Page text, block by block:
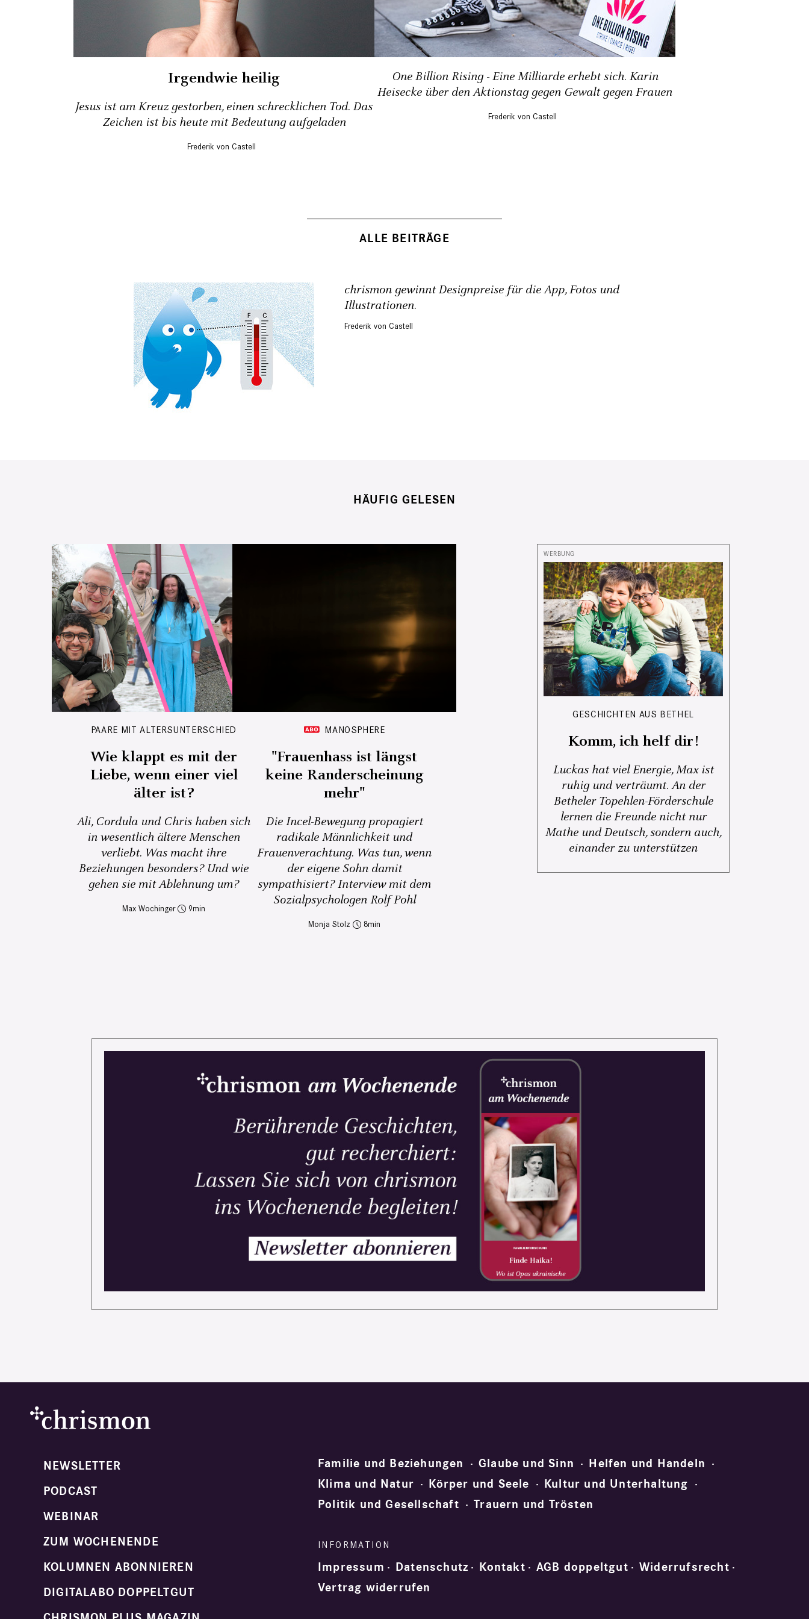
Irgendwie heilig
Jesus ist am Kreuz gestorben, einen schrecklichen Tod. Das
Zeichen ist bis heute mit Bedeutung ­aufgeladen
Frederik von Castell
One Billion Rising - Eine Milliarde erhebt sich. Karin
Heisecke über den Aktionstag gegen Gewalt gegen Frauen
Frederik von Castell
ALLE BEITRÄGE
chrismon gewinnt Designpreise für die App, Fotos und
Illustrationen.
Frederik von Castell
HÄUFIG GELESEN
PAARE MIT ALTERSUNTERSCHIED
Wie klappt es mit der
Liebe, wenn einer viel
älter ist?
Ali, Cordula und Chris haben sich
in wesentlich ältere Menschen
verliebt. Was macht ihre
Beziehungen besonders? Und wie
gehen sie mit Ablehnung um?
Max Wochinger 9
MANOSPHERE
"Frauenhass ist längst
keine Randerscheinung
mehr"
Die Incel-Bewegung propagiert
radikale Männlichkeit und
Frauenverachtung. Was tun, wenn
der eigene Sohn damit
sympathisiert? Interview mit dem
Sozialpsychologen Rolf Pohl
Monja Stolz 8
GESCHICHTEN AUS BETHEL
Komm, ich helf dir!
Luckas hat viel Energie, Max ist
ruhig und verträumt. An der
Betheler Topehlen-Förderschule
lernen die Freunde nicht nur
Mathe und Deutsch, sondern auch,
einander zu unterstützen
NEWSLETTER
PODCAST
WEBINAR
ZUM WOCHENENDE
KOLUMNEN ABONNIEREN
DIGITALABO DOPPELTGUT
Familie und Beziehungen Glaube und Sinn
Helfen und Handeln
Klima und Natur
Körper und Seele
Kultur und Unterhaltung
Politik und Gesellschaft
Trauern und Trösten
Impressum Datenschutz Kontakt AGB doppeltgut
Widerrufsrecht
Vertrag widerrufen